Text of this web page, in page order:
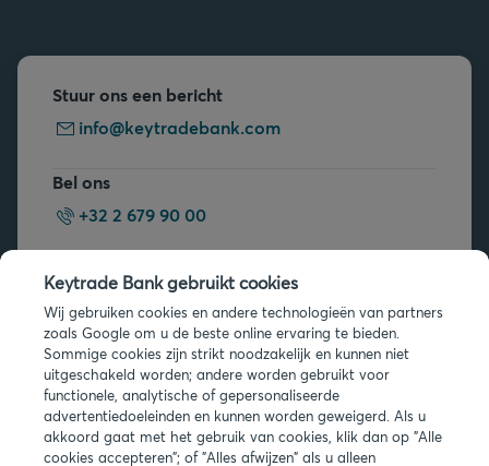
Stuur ons een bericht
info@keytradebank.com
Bel ons
+32 2 679 90 00
Veelgestelde vragen
Juridische info
Keytrade Bank gebruikt cookies
Wij gebruiken cookies en andere technologieën van partners
zoals Google om u de beste online ervaring te bieden.
Sommige cookies zijn strikt noodzakelijk en kunnen niet
uitgeschakeld worden; andere worden gebruikt voor
functionele, analytische of gepersonaliseerde
advertentiedoeleinden en kunnen worden geweigerd. Als u
akkoord gaat met het gebruik van cookies, klik dan op "Alle
cookies accepteren"; of "Alles afwijzen" als u alleen